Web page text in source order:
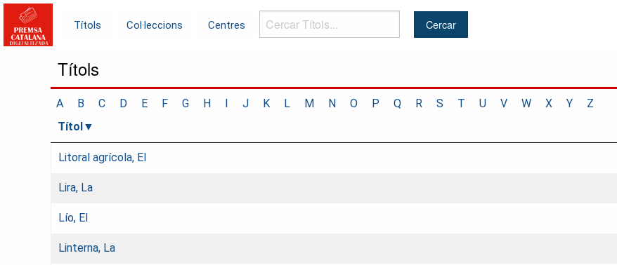
Títols Col·leccions Centres
Cercar
Títols...
Títols
A B C D E F G H I J K L M N O P Q R S T U V W X Y
Z
Títol
Litoral agrícola, El
Lira, La
Lío, El
Linterna, La